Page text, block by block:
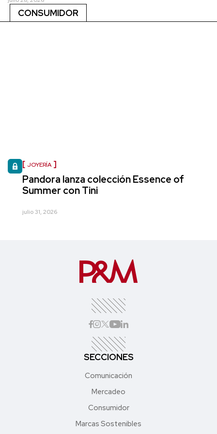
CONSUMIDOR
JOYERÍA
Pandora lanza colección Essence of
Summer con Tini
julio 31, 2026
SECCIONES
Comunicación
Mercadeo
Consumidor
Marcas Sostenibles